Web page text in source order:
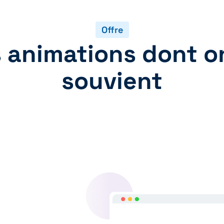
Offre
animations dont
souvient